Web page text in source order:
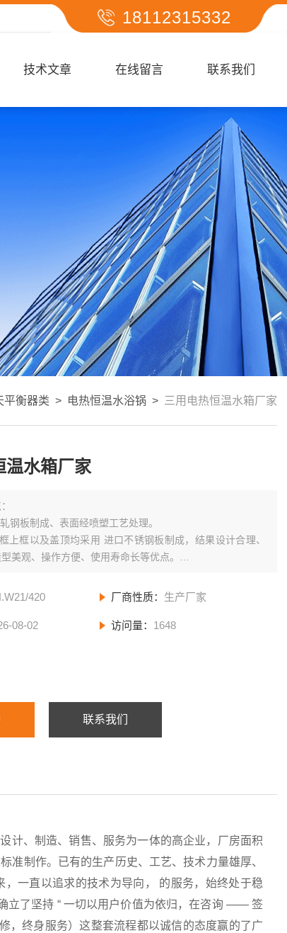
18112315332
技术文章 在线留言 联系我们
平衡器类 > 电热恒温水浴锅 > 三用电热恒温水箱厂家
温水箱厂家
钢板制成、表面经喷塑工艺处理。
上框以及盖顶均采用 进口不锈钢板制成，结果设计合理、
美观、操作方便、使用寿命长等优点。
420 厂商性质： 生产厂家
08-02 访问量： 1648
联系我们
计、制造、销售、服务为一体的高企业，厂房面积
准制作。已有的生产历史、工艺、技术力量雄厚、
一直以追求的技术为导向， 的服务，始终处于稳
立了坚持 “ 一切以用户价值为依归，在咨询 —— 签
身服务）这整套流程都以诚信的态度赢的了广